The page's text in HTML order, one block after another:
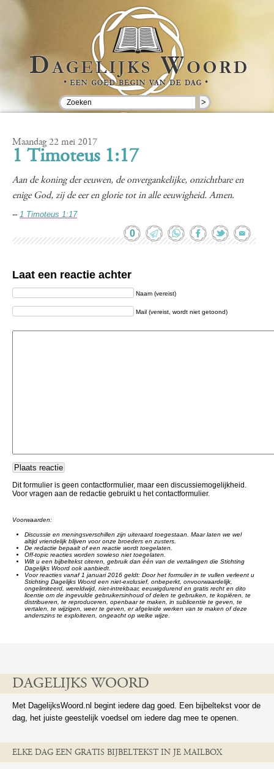
>
Maandag 22 mei 2017
1 Timoteus 1:17
Aan de koning der eeuwen, de onvergankelijke, onzichtbare en
enige God, zij de eer en glorie tot in alle eeuwigheid. Amen.
-- 1 Timoteus 1:17
0
Laat een reactie achter
Naam (vereist)
Mail (vereist, wordt niet getoond)
Dit formulier is geen contactformulier, maar een discussiemogelijkheid.
Voor vragen aan de redactie gebruikt u het contactformulier.
Voorwaarden:
Discussie en meningsverschillen zijn uiteraard toegestaan. Maar laten we wel
altijd vriendelijk blijven voor onze broeders en zusters.
De redactie bepaalt of een reactie wordt toegelaten.
Off-topic reacties worden sowieso niet toegelaten.
Wilt u een bijbeltekst citeren, gebruik dan één van de vertalingen die Stichting
Dagelijks Woord ook aanbiedt.
Voor reacties vanaf 1 januari 2016 geldt: Door het formulier in te vullen verleent u
Stichting Dagelijks Woord een niet-exclusief, onbeperkt, onvoorwaardelijk,
ongelimiteerd, wereldwijd, niet-intrekbaar, eeuwigdurend en gratis recht en dito
licentie om de ingevulde gebruikersinhoud of delen te gebruiken, te kopiëren, te
distribueren, te reproduceren, openbaar te maken, in sublicentie te geven, te
vertalen, te wijzigen, weer te geven, er afgeleide werken van te maken of deze
anderszins te exploiteren, ongeacht op welke wijze.
DAGELIJKS WOORD
Met DagelijksWoord.nl begint iedere dag goed. Een bijbeltekst voor de
dag, het juiste geestelijk voedsel om iedere dag mee te openen.
ELKE DAG EEN GRATIS BIJBELTEKST IN JE MAILBOX